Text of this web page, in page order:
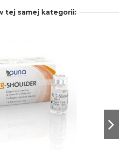
tej samej kategorii: